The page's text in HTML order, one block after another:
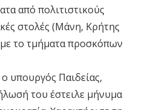
από πολιτιστικούς
στολές (Μάνη, Κρήτης
το τμήματα προσκόπων
υπουργός Παιδείας,
του έστειλε μήνυμα